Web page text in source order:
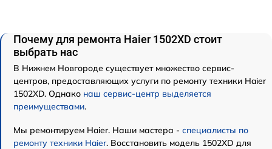
Почему для ремонта Haier 1502XD стоит
выбрать нас
В Нижнем Новгороде существует множество сервис-
центров, предоставляющих услуги по ремонту техники Haier
1502XD. Однако наш сервис-центр выделяется
преимуществами.
Мы ремонтируем Haier. Наши мастера - специалисты по
ремонту техники Haier. Восстановить модель 1502XD для